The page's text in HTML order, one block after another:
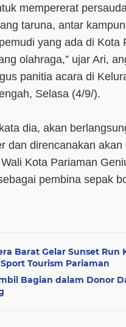
mempererat
taruna, antar
yang ada di Kota
olahraga,” ujar Ari,
panitia acara di
Selasa (4/9/).
dia, akan
dan direncanakan
Kota Pariaman
pembina sepak
Barat Gelar Sunset Run
Tourism Pariaman
Bagian dalam Donor